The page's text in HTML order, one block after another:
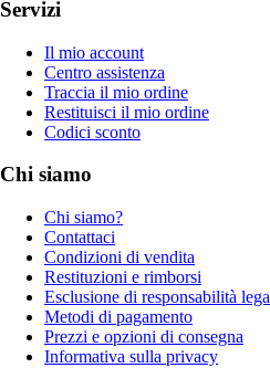
Servizi
Il mio account
Centro assistenza
Traccia il mio ordine
Restituisci il mio ordine
Codici sconto
Chi siamo
Chi siamo?
Contattaci
Condizioni di vendita
Restituzioni e rimborsi
Esclusione di responsabilità
Metodi di pagamento
Prezzi e opzioni di consegna
Informativa sulla privacy